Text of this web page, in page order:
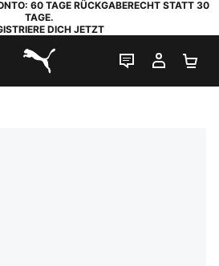
60 TAGE RÜCKGABERECHT STATT 30
TAGE.
DICH JETZT
PUMA.com
LIVE-CHAT
MEIN